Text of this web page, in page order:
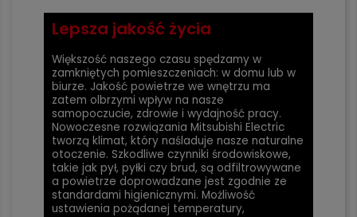
Lepsza jakość życia
Większość naszego czasu spędzamy w
zamkniętych pomieszczeniach: w domu lub w
biurze. Jakość powietrze we wnętrzu ma
zatem olbrzymi wpływ na nasze
samopoczucie, zdrowie i wydajność pracy.
Nowoczesne rozwiązania Mitsubishi Electric
tworzą klimat, który naśladuje nasze naturalne
otoczenie. Szkodliwe czynniki środowiskowe,
takie jak pył, pyłki czy brud, są odfiltrowywane
a powietrze doprowadzane jest zgodnie ze
standardami higienicznymi. Możliwość
ustawienia pożądanej temperatury,